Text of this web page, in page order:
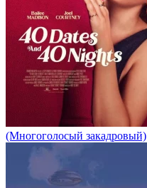
(Многоголосый закадровый)